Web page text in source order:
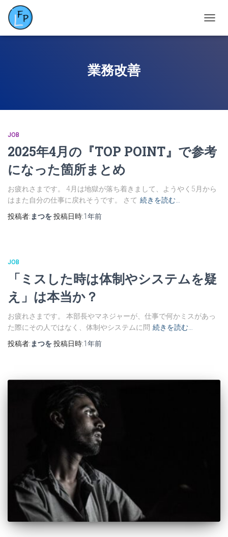
ビ
業務改善
JOB
2025年4月の『TOP POINT』で参考
になった箇所まとめ
お疲れさまです。 4月は地獄が落ち着きまして、ようやく5月から
はまた自分の仕事に戻れそうです。 さて 続きを読む…
投稿者: まつを投稿日時:1年前
JOB
「ミスした時は体制やシステムを疑
え」は本当か？
お疲れさまです。 本部長やマネジャーが、仕事で何かミスがあっ
た際にその人ではなく、体制やシステムに問 続きを読む…
投稿者: まつを投稿日時:1年前